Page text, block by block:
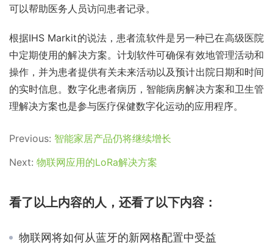
可以帮助医务人员访问患者记录。
根据IHS Markit的说法，患者流软件是另一种已在高级医院
中定期使用的解决方案。计划软件可确保有效地管理活动和
操作，并为患者提供有关未来活动以及预计出院日期和时间
的实时信息。数字化患者病历，智能病房解决方案和卫生管
理解决方案也是参与医疗保健数字化运动的应用程序。
Previous: 智能家居产品仍将继续增长
Next: 物联网应用的LoRa解决方案
看了以上内容的人，还看了以下内容：
物联网将如何从蓝牙的新网格配置中受益